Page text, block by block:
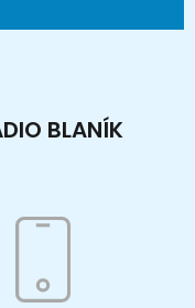
BLANÍK